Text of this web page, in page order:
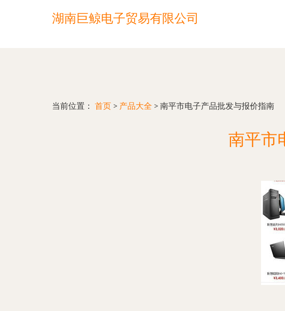
湖南巨鲸电子贸易有限公司
当前位置： 首页 > 产品大全 > 南平市电子产品批发与报价指南
南平市